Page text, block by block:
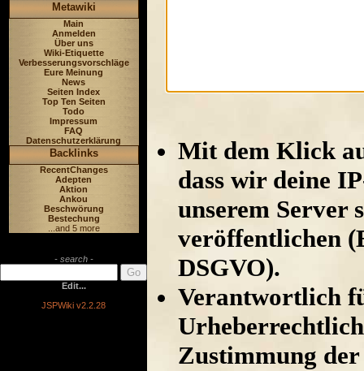
Metawiki
Main
Anmelden
Über uns
Wiki-Etiquette
Verbesserungsvorschläge
Eure Meinung
News
Seiten Index
Top Ten Seiten
Todo
Impressum
FAQ
Datenschutzerklärung
Backlinks
RecentChanges
Adepten
Aktion
Ankou
Beschwörung
Bestechung
...and 5 more
- search -
Edit...
JSPWiki v2.2.28
Mit dem Klick
dass wir deine
unserem Server
veröffentlichen
DSGVO).
Verantwortlich
Zustimmung